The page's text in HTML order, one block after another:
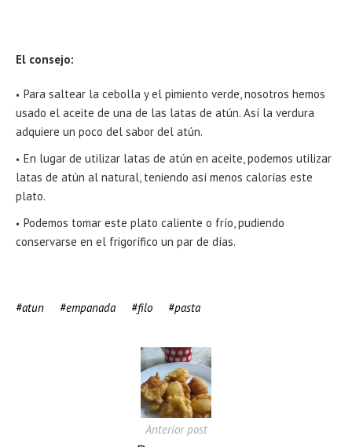
El consejo:
Para saltear la cebolla y el pimiento verde, nosotros hemos
usado el aceite de una de las latas de atún. Así la verdura
adquiere un poco del sabor del atún.
En lugar de utilizar latas de atún en aceite, podemos utilizar
latas de atún al natural, teniendo así menos calorías este
plato.
Podemos tomar este plato caliente o frío, pudiendo
conservarse en el frigorífico un par de días.
atun empanada filo pasta
Anterior post